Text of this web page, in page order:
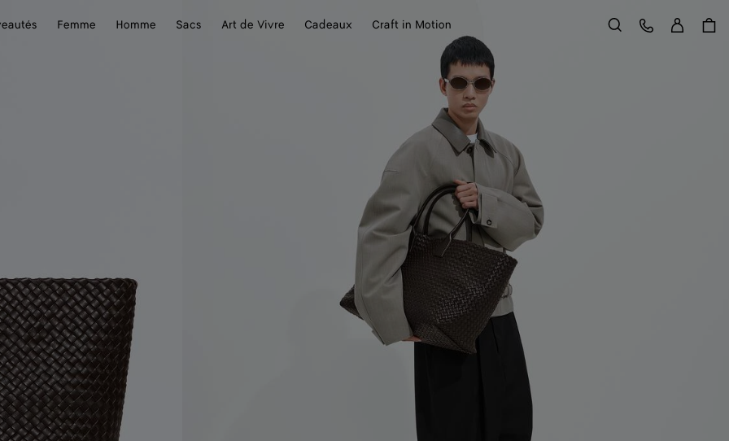
Femme Homme Sacs Art de Vivre Cadeaux Craft in Motion Rechercher
Service ClientSe